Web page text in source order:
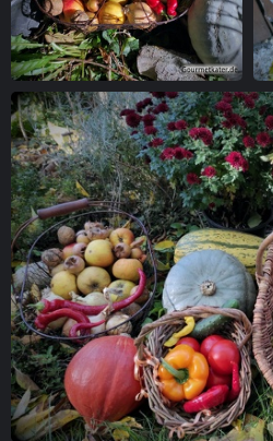
Ernte